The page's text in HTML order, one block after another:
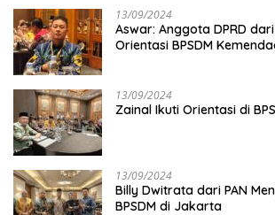
13/09/2024
Aswar: Anggota DPRD
Orientasi BPSDM
13/09/2024
Zainal Ikuti Orientasi di
13/09/2024
Billy Dwitrata dari PAN
BPSDM di Jakarta